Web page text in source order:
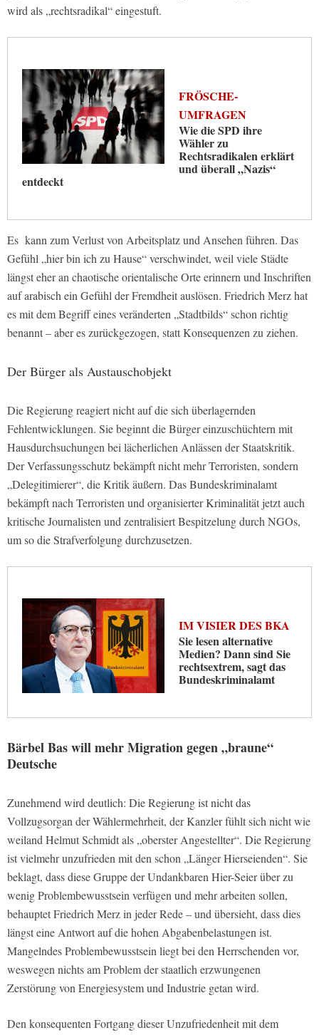
wird als „rechtsradikal“ eingestuft.
FRÖSCHE-
UMFRAGEN
Wie die SPD ihre
Wähler zu
Rechtsradikalen erklärt
und überall „Nazis“
entdeckt
Es kann zum Verlust von Arbeitsplatz und Ansehen führen. Das
Gefühl „hier bin ich zu Hause“ verschwindet, weil viele Städte
längst eher an chaotische orientalische Orte erinnern und Inschriften
auf arabisch ein Gefühl der Fremdheit auslösen. Friedrich Merz hat
es mit dem Begriff eines veränderten „Stadtbilds“ schon richtig
benannt – aber es zurückgezogen, statt Konsequenzen zu ziehen.
Der Bürger als Austauschobjekt
Die Regierung reagiert nicht auf die sich überlagernden
Fehlentwicklungen. Sie beginnt die Bürger einzuschüchtern mit
Hausdurchsuchungen bei lächerlichen Anlässen der Staatskritik.
Der Verfassungsschutz bekämpft nicht mehr Terroristen, sondern
„Delegitimierer“, die Kritik äußern. Das Bundeskriminalamt
bekämpft nach Terroristen und organisierter Kriminalität jetzt auch
kritische Journalisten und zentralisiert Bespitzelung durch NGOs,
um so die Strafverfolgung durchzusetzen.
IM VISIER DES BKA
Sie lesen alternative
Medien? Dann sind Sie
rechtsextrem, sagt das
Bundeskriminalamt
Bärbel Bas will mehr Migration gegen „braune“
Deutsche
Zunehmend wird deutlich: Die Regierung ist nicht das
Vollzugsorgan der Wählermehrheit, der Kanzler fühlt sich nicht wie
weiland Helmut Schmidt als „oberster Angestellter“. Die Regierung
ist vielmehr unzufrieden mit den schon „Länger Hierseienden“. Sie
beklagt, dass diese Gruppe der Undankbaren Hier-Seier über zu
wenig Problembewusstsein verfügen und mehr arbeiten sollen,
behauptet Friedrich Merz in jeder Rede – und übersieht, dass dies
längst eine Antwort auf die hohen Abgabenbelastungen ist.
Mangelndes Problembewusstsein liegt bei den Herrschenden vor,
weswegen nichts am Problem der staatlich erzwungenen
Zerstörung von Energiesystem und Industrie getan wird.
Den konsequenten Fortgang dieser Unzufriedenheit mit dem